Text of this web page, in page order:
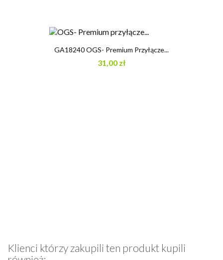
GA18240 OGS- Premium Przyłącze...
31,00 zł
Klienci którzy zakupili ten produkt kupili